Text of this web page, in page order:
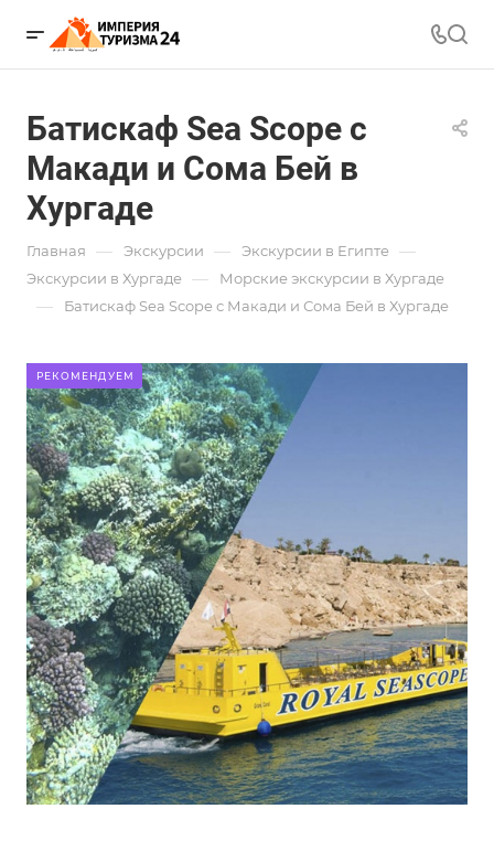
Батискаф Sea Scope с
Макади и Сома Бей в
Хургаде
Главная — Экскурсии — Экскурсии в Египте —
Экскурсии в Хургаде — Морские экскурсии в Хургаде
— Батискаф Sea Scope с Макади и Сома Бей в Хургаде
РЕКОМЕНДУЕМ